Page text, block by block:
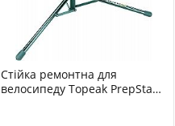
Стійка ремонтна для
велосипеду Topeak PrepStand